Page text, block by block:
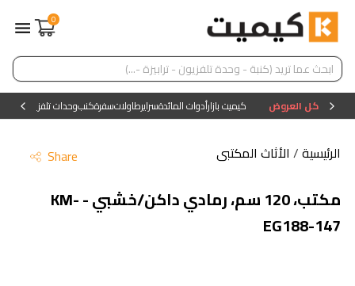
0
كل العروض كيميت بازارأدوات المائدةسرايرطاولاتسفرةكنبوحدات تلفزيون
الرئيسية/ الأثاث المكتبى Share
مكتب، 120 سم، رمادي داكن/خشبي - KM-
EG188-147